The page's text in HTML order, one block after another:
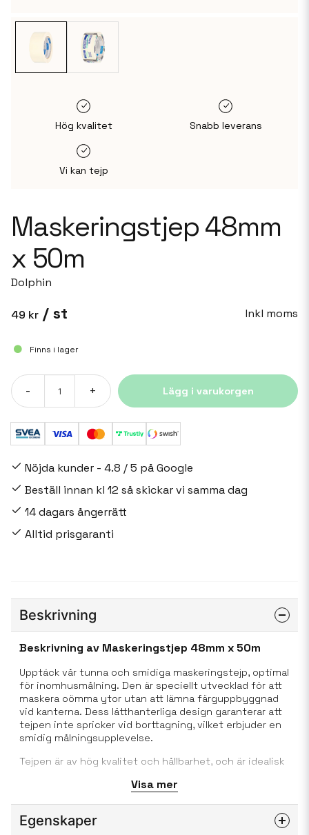
Hög kvalitet Snabb leverans
Vi kan tejp
Maskeringstjep 48mm
x 50m
Dolphin
49 kr / st Inkl moms
Finns i lager
- + Lägg i varukorgen
Nöjda kunder - 4.8 / 5 på Google
Beställ innan kl 12 så skickar vi samma dag
14 dagars ångerrätt
Alltid prisgaranti
Beskrivning
Beskrivning av Maskeringstjep 48mm x 50m
Upptäck vår tunna och smidiga maskeringstejp, optimal
för inomhusmålning. Den är speciellt utvecklad för att
maskera oömma ytor utan att lämna färguppbyggnad
vid kanterna. Dess lätthanterliga design garanterar att
tejpen inte spricker vid borttagning, vilket erbjuder en
smidig målningsupplevelse.
Tejpen är av hög kvalitet och hållbarhet, och är idealisk
resultat, ta bort tejpen omedelbart efter målningen för
användarvänlighet med professionella resultat, vilket
gör den till ett utmärkt val för alla dina
Visa mer
Egenskaper